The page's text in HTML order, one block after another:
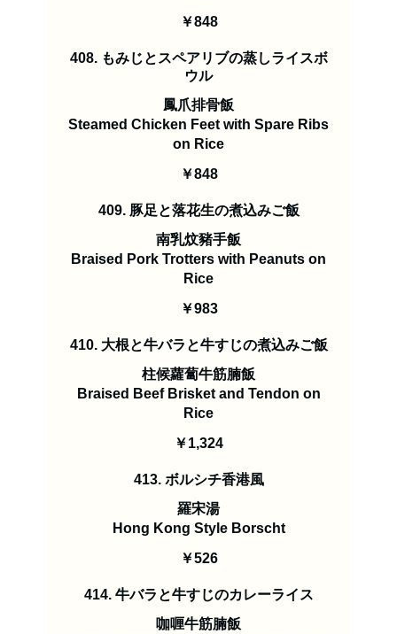
￥848
408. もみじとスペアリブの蒸しライスボ
ウル
鳳爪排骨飯
Steamed Chicken Feet with Spare Ribs
on Rice
￥848
409. 豚足と落花生の煮込みご飯
南乳炆豬手飯
Braised Pork Trotters with Peanuts on
Rice
￥983
410. 大根と牛バラと牛すじの煮込みご飯
柱候蘿蔔牛筋腩飯
Braised Beef Brisket and Tendon on
￥1,324
413. ボルシチ香港風
羅宋湯
Hong Kong Style Borscht
￥526
414. 牛バラと牛すじのカレーライス
咖喱牛筋腩飯